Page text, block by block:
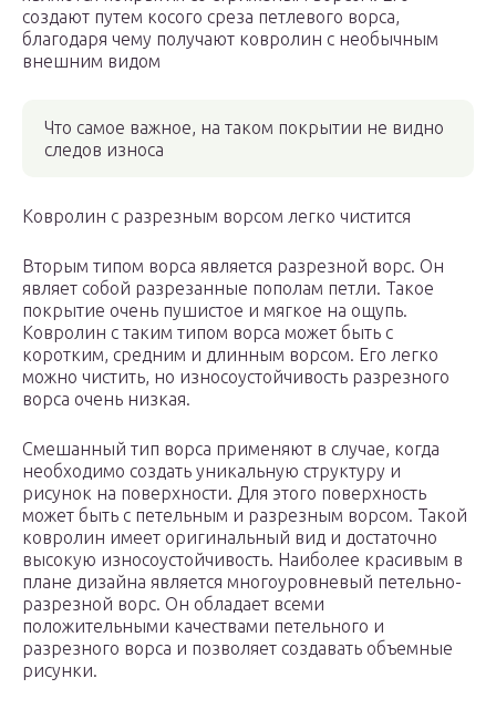
создают путем косого среза петлевого ворса,
благодаря чему получают ковролин с необычным
внешним видом
Что самое важное, на таком покрытии не видно
следов износа
Ковролин с разрезным ворсом легко чистится
Вторым типом ворса является разрезной ворс. Он
являет собой разрезанные пополам петли. Такое
покрытие очень пушистое и мягкое на ощупь.
Ковролин с таким типом ворса может быть с
коротким, средним и длинным ворсом. Его легко
можно чистить, но износоустойчивость разрезного
ворса очень низкая.
Смешанный тип ворса применяют в случае, когда
необходимо создать уникальную структуру и
рисунок на поверхности. Для этого поверхность
может быть с петельным и разрезным ворсом. Такой
ковролин имеет оригинальный вид и достаточно
высокую износоустойчивость. Наиболее красивым в
плане дизайна является многоуровневый петельно-
разрезной ворс. Он обладает всеми
положительными качествами петельного и
разрезного ворса и позволяет создавать объемные
рисунки.